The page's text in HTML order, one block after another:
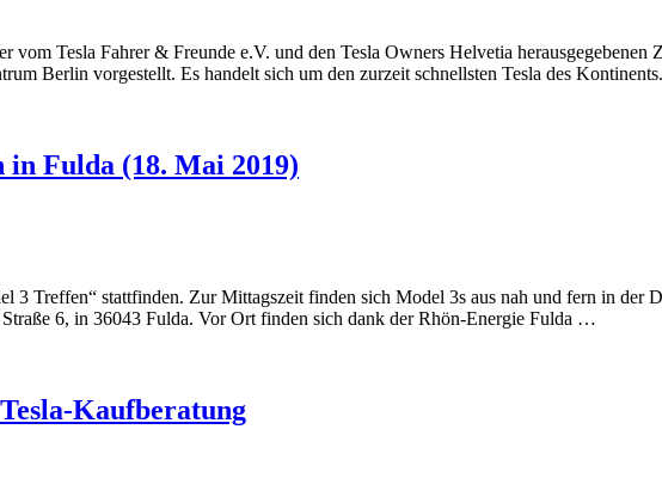
vom Tesla Fahrer & Freunde e.V. und den Tesla Owners Helvetia
Berlin vorgestellt. Es handelt sich um den zurzeit schnellsten Tesla des
Fulda (18. Mai 2019)
3 Treffen“ stattfinden. Zur Mittagszeit finden sich Model 3s aus nah und fern in der
6, in 36043 Fulda. Vor Ort finden sich dank der Rhön-Energie Fulda …
Kaufberatung